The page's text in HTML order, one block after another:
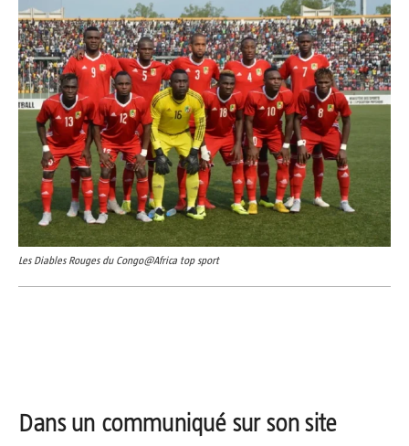
Les Diables Rouges du Congo@Africa top sport
Dans un communiqué sur son site